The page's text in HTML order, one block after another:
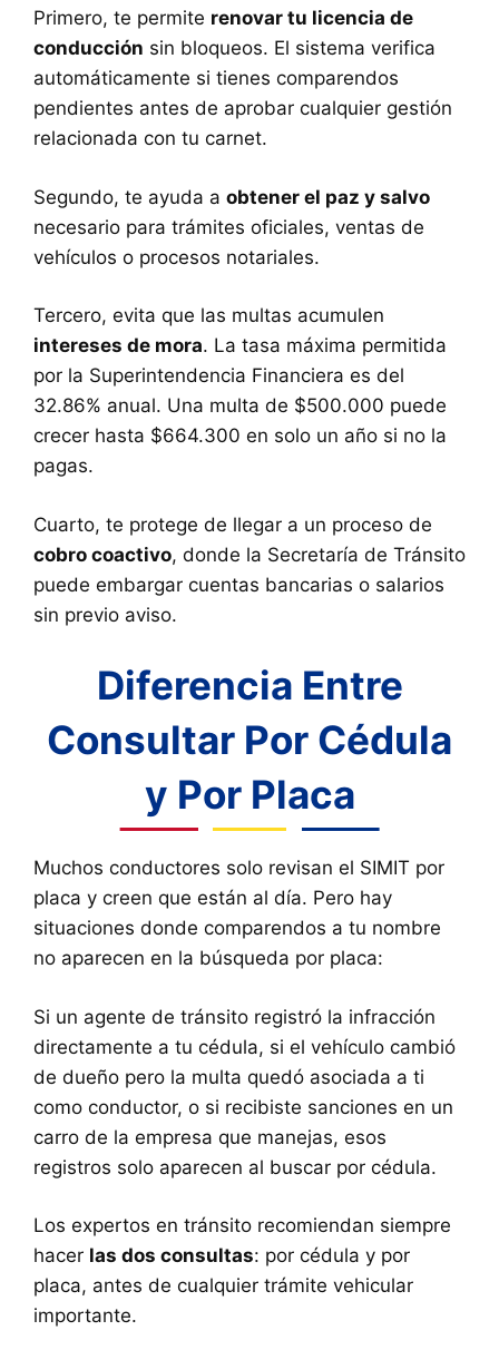
Primero, te permite renovar tu licencia de
conducción sin bloqueos. El sistema verifica
automáticamente si tienes comparendos
pendientes antes de aprobar cualquier gestión
relacionada con tu carnet.
Segundo, te ayuda a obtener el paz y salvo
necesario para trámites oficiales, ventas de
vehículos o procesos notariales.
Tercero, evita que las multas acumulen
intereses de mora. La tasa máxima permitida
por la Superintendencia Financiera es del
32.86% anual. Una multa de $500.000 puede
crecer hasta $664.300 en solo un año si no la
pagas.
Cuarto, te protege de llegar a un proceso de
cobro coactivo, donde la Secretaría de Tránsito
puede embargar cuentas bancarias o salarios
sin previo aviso.
Diferencia Entre
Consultar Por Cédula
y Por Placa
Muchos conductores solo revisan el SIMIT por
placa y creen que están al día. Pero hay
situaciones donde comparendos a tu nombre
no aparecen en la búsqueda por placa:
Si un agente de tránsito registró la infracción
directamente a tu cédula, si el vehículo cambió
de dueño pero la multa quedó asociada a ti
como conductor, o si recibiste sanciones en un
carro de la empresa que manejas, esos
registros solo aparecen al buscar por cédula.
Los expertos en tránsito recomiendan siempre
hacer las dos consultas: por cédula y por
placa, antes de cualquier trámite vehicular
importante.